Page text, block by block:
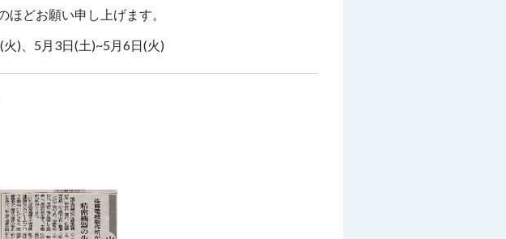
どお願い申し上げます。
)、5月3日(土)~5月6日(火)